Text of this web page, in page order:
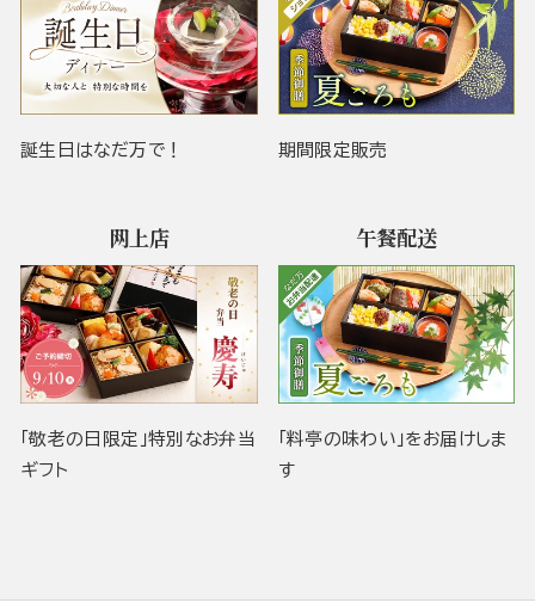
誕生日はなだ万で！ 期間限定販売
网上店
「敬老の日限定」特別なお弁当
ギフト
午餐配送
「料亭の味わい」をお届けしま
す